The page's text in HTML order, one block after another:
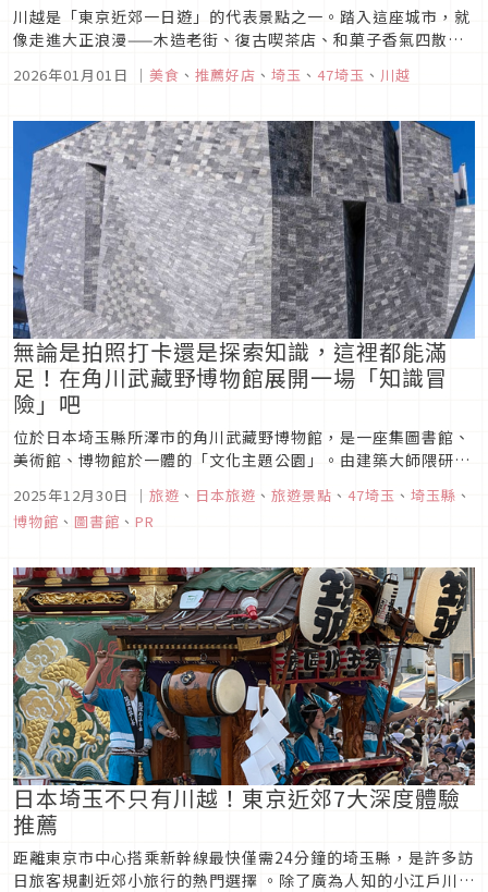
川越是「東京近郊一日遊」的代表景點之一。踏入這座城市，就
像走進大正浪漫——木造老街、復古喫茶店、和菓子香氣四散的
之心》掀起話題的冰川神社，以及「吉伊卡哇 MOGUMOGU 本
市裡，2025...
2026年01月01日 ｜ 美食 、 推薦好店 、 埼玉 、 47埼玉 、 川越
無論是拍照打卡還是探索知識，這裡都能滿
足！在角川武藏野博物館展開一場「知識冒
險」吧
位於日本埼玉縣所澤市的角川武藏野博物館，是一座集圖書館、
美術館、博物館於一體的「文化主題公園」。由建築大師隈研吾
全不同於傳統博物館的「複合式藝文空間」便隨之展開。無論是
想在「書架劇場」拍攝震撼美照、喜歡新奇有趣的展示、熱衷沉
2025年12月30日 ｜ 旅遊 、 日本旅遊 、 旅遊景點 、 47埼玉 、 埼玉縣 、
博物館 、 圖書館 、 PR
日本埼玉不只有川越！東京近郊7大深度體驗
推薦
距離東京市中心搭乘新幹線最快僅需24分鐘的埼玉縣，是許多訪
日旅客規劃近郊小旅行的熱門選擇 。除了廣為人知的小江戶川